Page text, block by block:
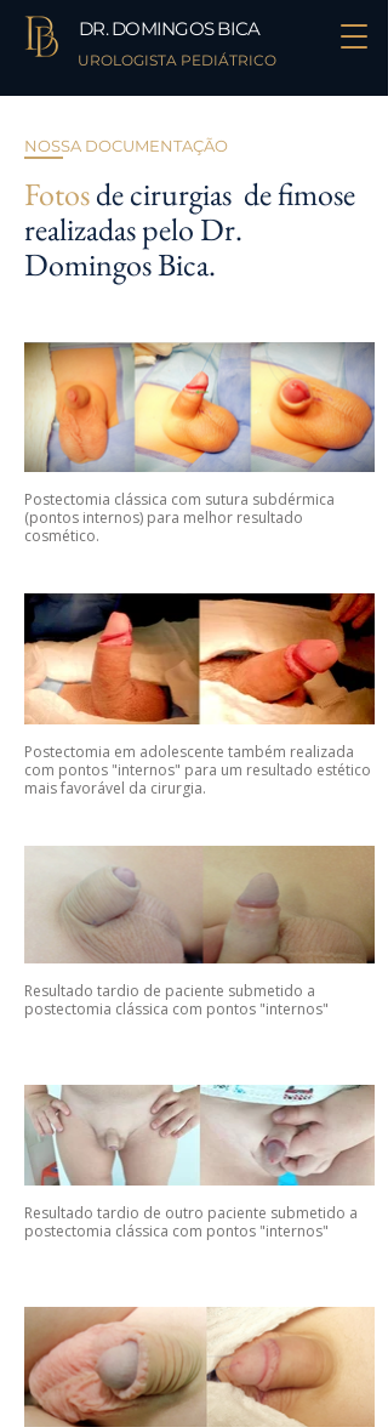
DR. DOMINGOS BICA
UROLOGISTA PEDIÁTRICO
NOSSA DOCUMENTAÇÃO
Fotosde cirurgias de fimose
realizadas pelo Dr.
Domingos Bica.
Postectomia clássica com sutura subdérmica
(pontos internos) para melhor resultado
cosmético.
Postectomia em adolescente também realizada
com pontos "internos" para um resultado estético
mais favorável da cirurgia.
Resultado tardio de paciente submetido a
postectomia clássica com pontos "internos"
Resultado tardio de outro paciente submetido a
postectomia clássica com pontos "internos"